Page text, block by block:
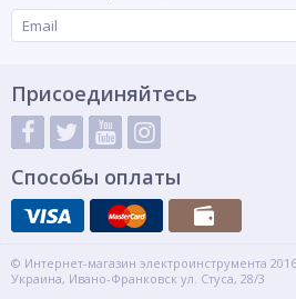
Присоединяйтесь
Способы оплаты
© Интернет-магазин электроинструмента
Украина, Ивано-Франковск ул. Стуса, 28/3